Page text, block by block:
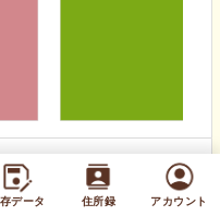
データ 住所録 アカウント